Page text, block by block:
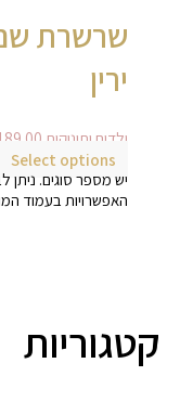
שרשרת
ירין
ילדים ותינוקות
Select options
יש מספר סוגים. ניתן
האפשרויות בעמוד
קטגוריות